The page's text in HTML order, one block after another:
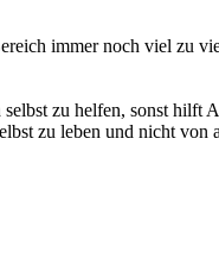
immer noch viel zu
zu helfen, sonst hilft
zu leben und nicht